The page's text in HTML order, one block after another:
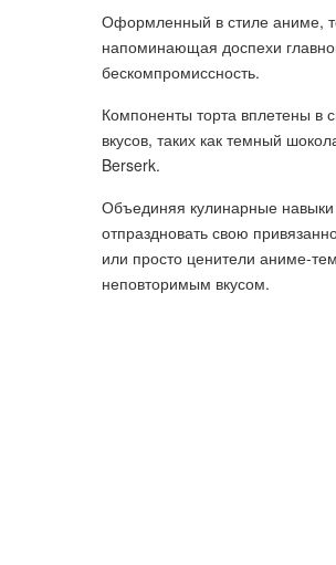
Оформленный в стиле аниме,
напоминающая доспехи
бескомпромиссность.
Компоненты торта вплетены в
вкусов, таких как темный
Berserk.
Объединяя кулинарные навыки
отпраздновать свою
или просто ценители аниме-
неповторимым вкусом.